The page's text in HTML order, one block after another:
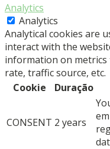
Analytics
Analytics
Analytical cookies are
interact with the
information on
rate, traffic source, etc.
Cookie
Duração
CONSENT 2 years